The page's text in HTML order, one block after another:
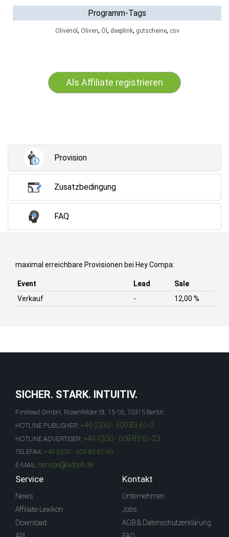
Programm-Tags
Olivenöl , Oliven, Öl , deeplink, gutscheine, csv
Als Affiliate registrieren
Provision
Zusatzbedingung
FAQ
maximal erreichbare Provisionen bei Hey Compa:
Event Lead
Sale
Verkauf
- 12,00 %
SICHER. STARK. INTUITIV.
Firstlead GmbH, Rosenfelder St. 15-16, 10315 Berlin
HOTLINE PUBLISHER: +49 (0)30 - 609 83 61-0
HOTLINE ADVERTISER: +49 (0)30 - 609 83 61-23
TELEFAX: +49 (0)30 - 609 83 61-99
E-MAIL: service@adcell.de
Service
News
Affiliate-Lexikon
Download
Kontakt
Unternehmen
Jobs
AGB & Datenschutzerklärung